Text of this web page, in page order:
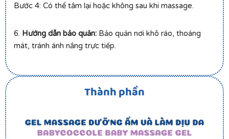
Bước 4: Có thể tắm lại hoặc không sau khi massage.
6. Hướng dẫn bảo quản: Bảo quản nơi khô ráo, thoáng
mát, tránh ánh nắng trực tiếp.
Thành phần